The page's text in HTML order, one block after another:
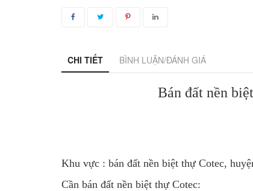
CHI TIẾT BÌNH LUẬN/ĐÁNH GIÁ
Bán đất nền biệt
Khu vực : bán đất nền biệt thự Cotec,
Cần bán đất nền biệt thự Cotec: